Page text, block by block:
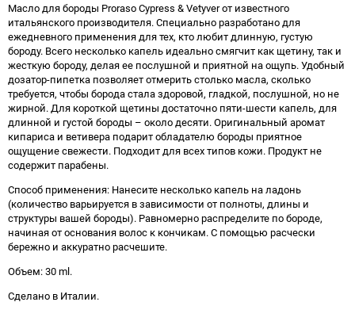
Масло для бороды Proraso Cypress & Vetyver от известного
итальянского производителя. Специально разработано для
ежедневного применения для тех, кто любит длинную, густую
бороду. Всего несколько капель идеально смягчит как щетину, так и
жесткую бороду, делая ее послушной и приятной на ощупь. Удобный
дозатор-пипетка позволяет отмерить столько масла, сколько
требуется, чтобы борода стала здоровой, гладкой, послушной, но не
жирной. Для короткой щетины достаточно пяти-шести капель, для
длинной и густой бороды – около десяти. Оригинальный аромат
кипариса и ветивера подарит обладателю бороды приятное
ощущение свежести. Подходит для всех типов кожи. Продукт не
содержит парабены.
Способ применения: Нанесите несколько капель на ладонь
(количество варьируется в зависимости от полноты, длины и
структуры вашей бороды). Равномерно распределите по бороде,
начиная от основания волос к кончикам. С помощью расчески
бережно и аккуратно расчешите.
Объем: 30 ml.
Сделано в Италии.